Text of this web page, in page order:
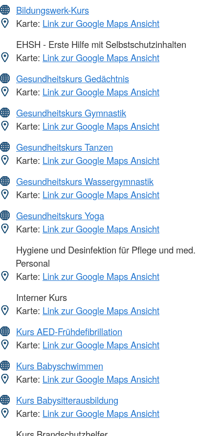
Bildungswerk-Kurs
Karte: Link zur Google Maps Ansicht
EHSH - Erste Hilfe mit Selbstschutzinhalten
Karte: Link zur Google Maps Ansicht
Gesundheitskurs Gedächtnis
Karte: Link zur Google Maps Ansicht
Gesundheitskurs Gymnastik
Karte: Link zur Google Maps Ansicht
Gesundheitskurs Tanzen
Karte: Link zur Google Maps Ansicht
Gesundheitskurs Wassergymnastik
Karte: Link zur Google Maps Ansicht
Gesundheitskurs Yoga
Karte: Link zur Google Maps Ansicht
Hygiene und Desinfektion für Pflege und med.
Personal
Karte: Link zur Google Maps Ansicht
Interner Kurs
Karte: Link zur Google Maps Ansicht
Kurs AED-Frühdefibrillation
Karte: Link zur Google Maps Ansicht
Kurs Babyschwimmen
Karte: Link zur Google Maps Ansicht
Kurs Babysitterausbildung
Karte: Link zur Google Maps Ansicht